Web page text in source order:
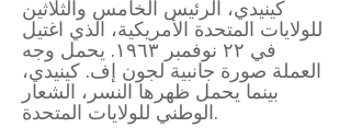
كينيدي، الرئيس الخامس والثلاثين
للولايات المتحدة الأمريكية، الذي اغتيل
في ٢٢ نوفمبر ١٩٦٣. يحمل وجه
العملة صورة جانبية لجون إف. كينيدي،
بينما يحمل ظهرها النسر، الشعار
الوطني للولايات المتحدة.